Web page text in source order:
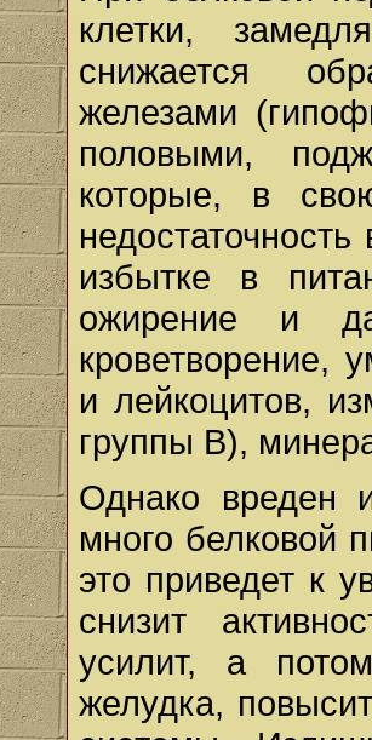
клетки,
снижается
железами
половыми,
которые, в
избытке в
ожирение и
кроветворение,
и лейкоцитов,
группы В),
Однако вреден
много белковой
это приведет к
снизит
усилит, а
желудка,